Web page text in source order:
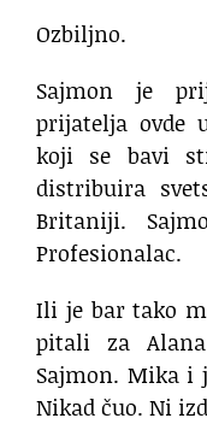
Ozbiljno.
Sajmon je
prijatelja ovde
koji se bavi
distribuira
Britaniji.
Profesionalac.
Ili je bar tako
pitali za Alana
Sajmon. Mika
Nikad čuo. Ni